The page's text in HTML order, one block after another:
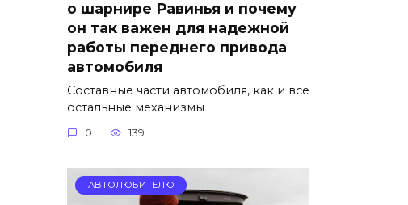
о шарнире Равинья и почему
он так важен для надежной
работы переднего привода
автомобиля
Составные части автомобиля, как и все
остальные механизмы
0 139
АВТОЛЮБИТЕЛЮ